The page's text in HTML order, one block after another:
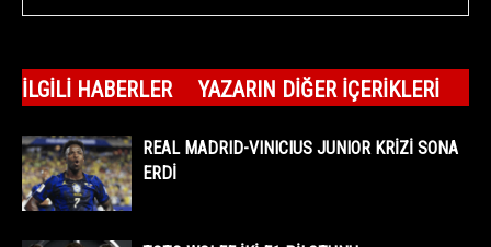
İLGILI HABERLER YAZARIN DIĞER İÇERIKLERI
REAL MADRID-VINICIUS JUNIOR KRİZİ SONA
ERDİ